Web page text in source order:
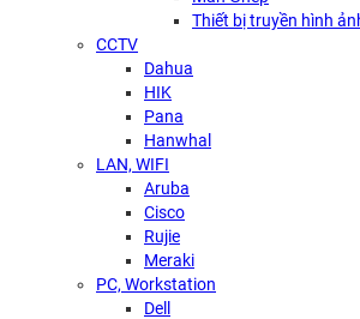
Thiết bị truyền hình
CCTV
Dahua
HIK
Pana
Hanwhal
LAN, WIFI
Aruba
Cisco
Rujie
Meraki
PC, Workstation
Dell